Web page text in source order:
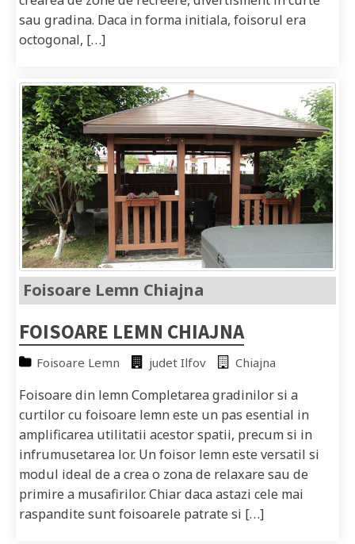
sau gradina. Daca in forma initiala, foisorul era
octogonal, […]
Foisoare Lemn Chiajna
FOISOARE LEMN CHIAJNA
Foisoare Lemn judet Ilfov Chiajna
Foisoare din lemn Completarea gradinilor si a
curtilor cu foisoare lemn este un pas esential in
amplificarea utilitatii acestor spatii, precum si in
infrumusetarea lor. Un foisor lemn este versatil si
modul ideal de a crea o zona de relaxare sau de
primire a musafirilor. Chiar daca astazi cele mai
raspandite sunt foisoarele patrate si […]